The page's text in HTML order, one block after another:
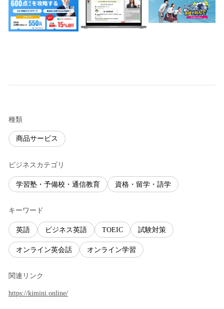
種類
商品サービス
ビジネスカテゴリ
学習塾・予備校・通信教育 資格・留学・語学
キーワード
英語 ビジネス英語 TOEIC 試験対策
オンライン英会話 オンライン学習
関連リンク
https://kimini.online/